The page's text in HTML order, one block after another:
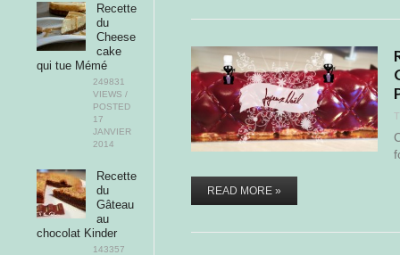
READ MORE »
Recette
du
Cheese
cake
qui tue Mémé
249831
VIEWS /
POSTED
17
JANVIER
2014
Recette
du
Gâteau
au
chocolat Kinder
143357